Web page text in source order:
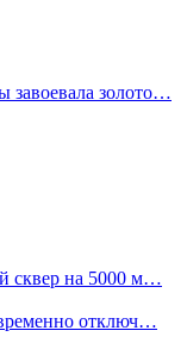
завоевала золото…
сквер на 5000 м…
отключ…